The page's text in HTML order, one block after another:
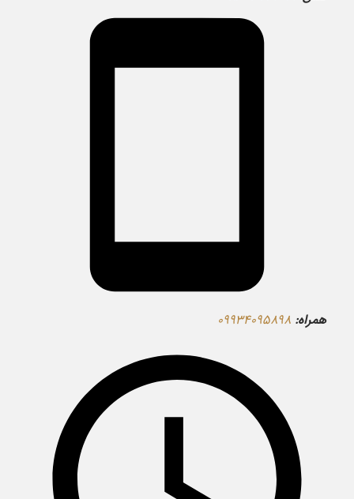
همراه: ۰۹۹۳۴۰۹۵۸۹۸